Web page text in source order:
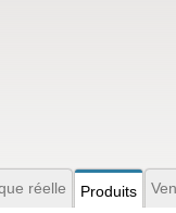
réelle Produits